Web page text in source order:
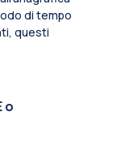
di tempo
questi
o